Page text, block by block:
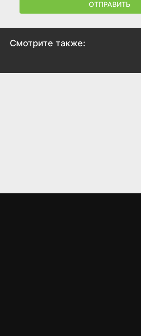
ОТПРАВИТЬ
Смотрите также: